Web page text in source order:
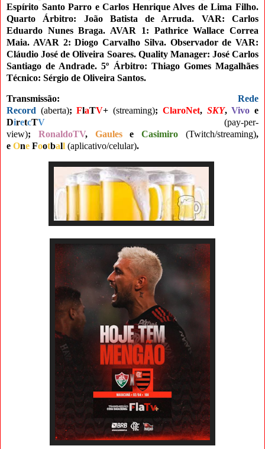
Espírito Santo Parro e Carlos Henrique Alves de Lima Filho.
Quarto Árbitro: João Batista de Arruda. VAR: Carlos
Eduardo Nunes Braga. AVAR 1: Pathrice Wallace Correa
Maia. AVAR 2: Diogo Carvalho Silva. Observador de VAR:
Cláudio José de Oliveira Soares. Quality Manager: José Carlos
Santiago de Andrade. 5º Árbitro: Thiago Gomes Magalhães
Técnico: Sérgio de Oliveira Santos.
Transmissão: Rede
Record (aberta);FlaTV+(streaming); ClaroNet, SKY,Vivo e
DiretcTV
(pay-per-
view); RonaldoTV, GauleseCasimiro (Twitch/streaming),
e One Football (aplicativo/celular).